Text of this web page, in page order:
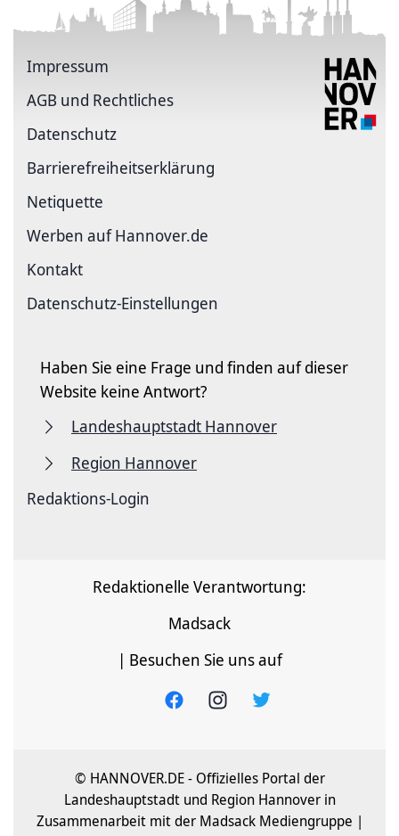
Impressum
AGB und Rechtliches
Datenschutz
Barriere­freiheits­erklärung
Netiquette
Werben auf Hannover.de
Kontakt
Datenschutz-Einstellungen
Haben Sie eine Frage und finden auf dieser
Website keine Antwort?
Landeshauptstadt Hannover
Region Hannover
Redaktions-Login
Redaktionelle Verantwortung:
Madsack
| Besuchen Sie uns auf
© HANNOVER.DE - Offizielles Portal der
Landeshauptstadt und Region Hannover in
Zusammenarbeit mit der Madsack Mediengruppe |